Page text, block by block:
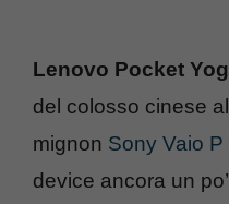
Lenovo Pocket
del colosso cinese
mignon Sony Vaio P
device ancora un